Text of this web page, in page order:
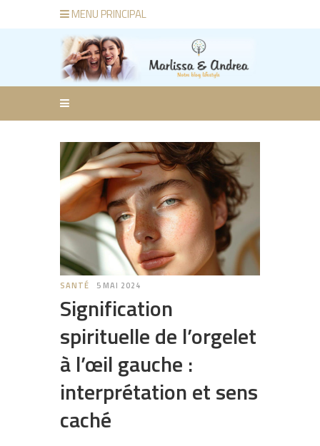
MENU PRINCIPAL
SANTÉ 5 MAI 2024
Signification
spirituelle de l’orgelet
à l’œil gauche :
interprétation et sens
caché